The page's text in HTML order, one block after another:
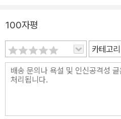
100자평
카테고리